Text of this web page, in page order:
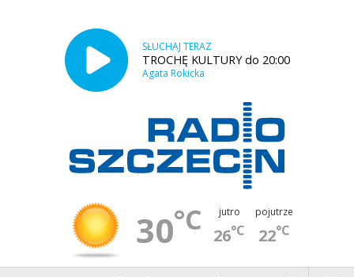
SŁUCHAJ TERAZ
TROCHĘ KULTURY do 20:00
Agata Rokicka
30°C jutro
26°C
pojutrze
22°C